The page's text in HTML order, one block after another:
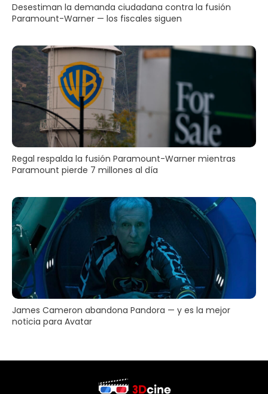
Desestiman la demanda ciudadana contra la fusión
Paramount-Warner — los fiscales siguen
Regal respalda la fusión Paramount-Warner mientras
Paramount pierde 7 millones al día
James Cameron abandona Pandora — y es la mejor
noticia para Avatar